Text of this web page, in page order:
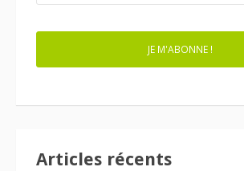
MAIL
JE M'ABONNE !
Articles récents